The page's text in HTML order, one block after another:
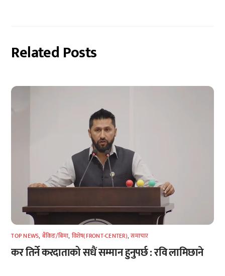
Related Posts
TOP NEWS, बैंकिङ/बिमा, विशेष(FRONT-CENTER),समाचार
कर तिर्ने करदाताको सधैं सम्मान हुनुपर्छ : रवि लामिछाने